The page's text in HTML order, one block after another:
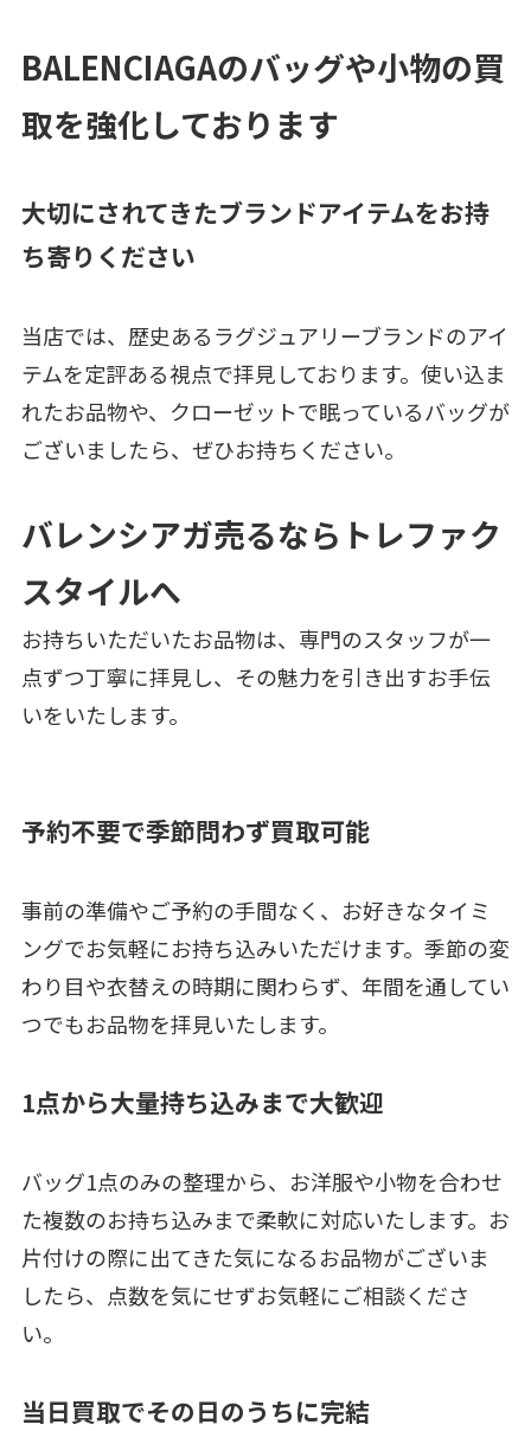
BALENCIAGAのバッグや小物の買
取を強化しております
大切にされてきたブランドアイテムをお持
ち寄りください
当店では、歴史あるラグジュアリーブランドのアイ
テムを定評ある視点で拝見しております。使い込ま
れたお品物や、クローゼットで眠っているバッグが
ございましたら、ぜひお持ちください。
バレンシアガ売るならトレファク
スタイルへ
お持ちいただいたお品物は、専門のスタッフが一
点ずつ丁寧に拝見し、その魅力を引き出すお手伝
いをいたします。
予約不要で季節問わず買取可能
事前の準備やご予約の手間なく、お好きなタイミ
ングでお気軽にお持ち込みいただけます。季節の変
わり目や衣替えの時期に関わらず、年間を通してい
つでもお品物を拝見いたします。
1点から大量持ち込みまで大歓迎
バッグ1点のみの整理から、お洋服や小物を合わせ
た複数のお持ち込みまで柔軟に対応いたします。お
片付けの際に出てきた気になるお品物がございま
したら、点数を気にせずお気軽にご相談くださ
い。
当日買取でその日のうちに完結